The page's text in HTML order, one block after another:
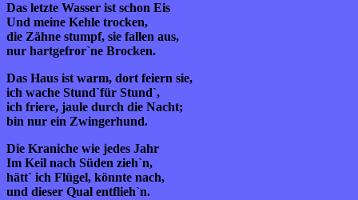
Das letzte Wasser ist schon Eis
Und meine Kehle trocken,
die Zähne stumpf, sie fallen aus,
nur hartgefror`ne Brocken.
Das Haus ist warm, dort feiern sie,
ich wache Stund`für Stund`,
ich friere, jaule durch die Nacht;
bin nur ein Zwingerhund.
Die Kraniche wie jedes Jahr
Im Keil nach Süden zieh`n,
hätt` ich Flügel, könnte nach,
und dieser Qual entflieh`n.